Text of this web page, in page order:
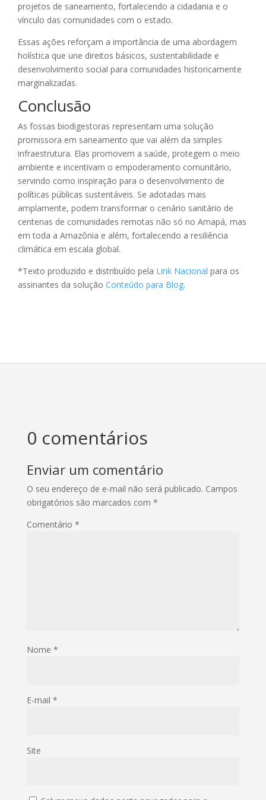
projetos de saneamento, fortalecendo a cidadania e o
vínculo das comunidades com o estado.
Essas ações reforçam a importância de uma abordagem
holística que une direitos básicos, sustentabilidade e
desenvolvimento social para comunidades historicamente
marginalizadas.
Conclusão
As fossas biodigestoras representam uma solução
promissora em saneamento que vai além da simples
infraestrutura. Elas promovem a saúde, protegem o meio
ambiente e incentivam o empoderamento comunitário,
servindo como inspiração para o desenvolvimento de
políticas públicas sustentáveis. Se adotadas mais
amplamente, podem transformar o cenário sanitário de
centenas de comunidades remotas não só no Amapá, mas
em toda a Amazônia e além, fortalecendo a resiliência
climática em escala global.
*Texto produzido e distribuído pela Link Nacional para os
assinantes da solução Conteúdo para Blog.
0 comentários
Enviar um comentário
O seu endereço de e-mail não será publicado. Campos
obrigatórios são marcados com *
Comentário *
Nome *
E-mail *
Site